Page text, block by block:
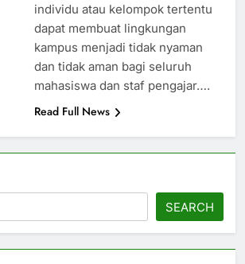
individu atau kelompok tertentu
dapat membuat lingkungan
kampus menjadi tidak nyaman
dan tidak aman bagi seluruh
mahasiswa dan staf pengajar….
Read Full News
SEARCH